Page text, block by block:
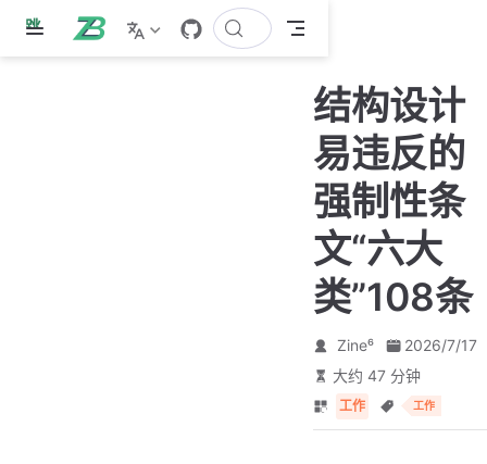
跳
结构设计
易违反的
强制性条
文“六大
类”108条
Zine⁶
2026/7/17
大约 47 分钟
工作 工作